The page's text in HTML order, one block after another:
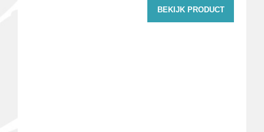
BEKIJK PRODUCT